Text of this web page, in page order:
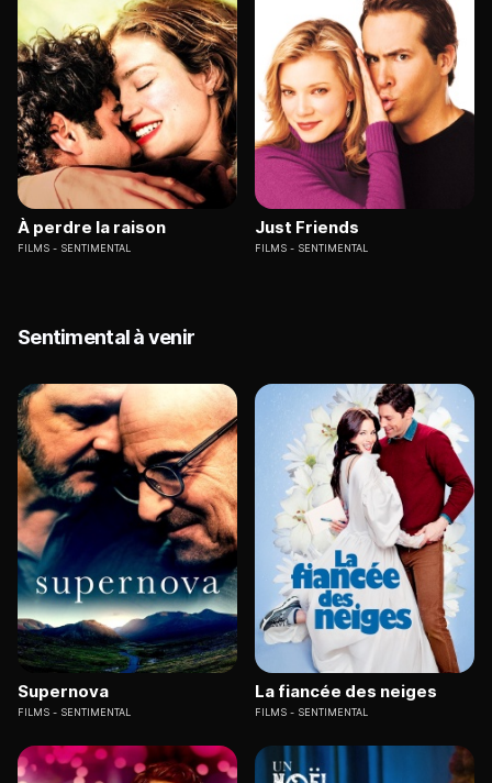
À perdre la raison
FILMS SENTIMENTAL
Just Friends
FILMS SENTIMENTAL
Sentimental à venir
Supernova
FILMS SENTIMENTAL
La fiancée des neiges
FILMS SENTIMENTAL